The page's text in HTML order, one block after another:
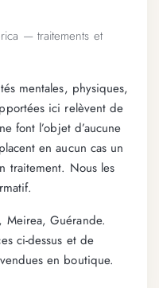
— traitements et
mentales, physiques,
ici relèvent de
font l’objet d’aucune
en aucun cas un
traitement. Nous les
Meirea, Guérande.
ci-dessus et de
en boutique.